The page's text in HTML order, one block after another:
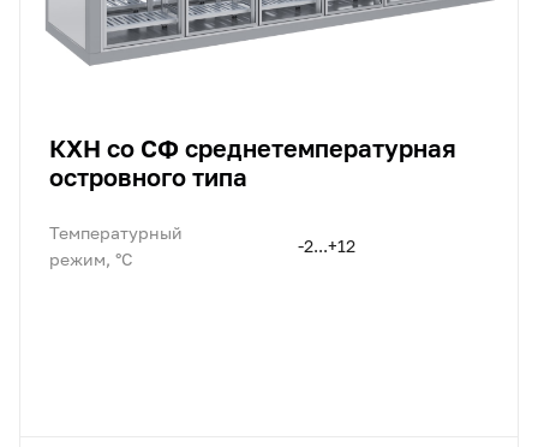
КХН со СФ среднетемпературная
островного типа
Температурный
режим, °C
-2...+12